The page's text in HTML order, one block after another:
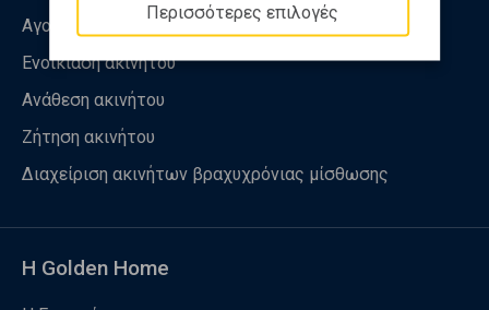
Περισσότερες επιλογές
Αγορά ακινήτου
Ενοικίαση ακινήτου
Ανάθεση ακινήτου
Ζήτηση ακινήτου
Διαχείριση ακινήτων βραχυχρόνιας μίσθωσης
Η Golden Home